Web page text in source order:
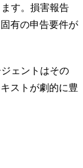
す。損害報告
有の申告要件が
ェントはその
ストが劇的に豊